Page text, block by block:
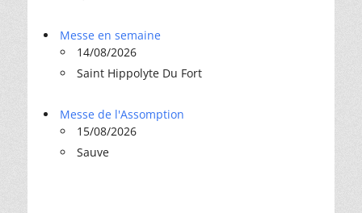
Messe en semaine
14/08/2026
Saint Hippolyte Du Fort
Messe de l'Assomption
15/08/2026
Sauve